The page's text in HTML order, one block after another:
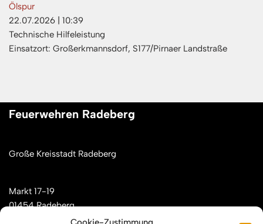
Ölspur
22.07.2026
10:39
Technische Hilfeleistung
Einsatzort: Großerkmannsdorf, S177/Pirnaer Landstraße
Feuerwehren Radeberg
Große Kreisstadt Radeberg
Markt 17-19
01454 Radeberg